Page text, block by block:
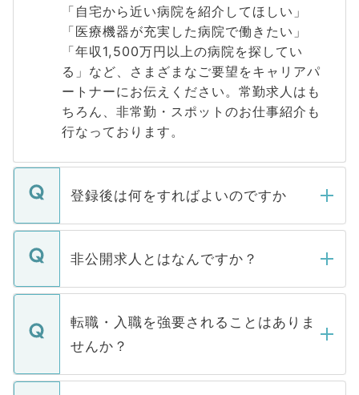
「自宅から近い病院を紹介してほしい」
「医療機器が充実した病院で働きたい」
「年収1,500万円以上の病院を探してい
る」など、さまざまなご要望をキャリアパ
ートナーにお伝えください。常勤求人はも
ちろん、非常勤・スポットのお仕事紹介も
行なっております。
登録後は何をすればよいのですか
ご登録いただきましたら、弊社担当者がご
登録内容を確認し、その後メールもしくは
ます。通常、5営業日以内にはご連絡をせて
いただきますので、しばらくお待ちくださ
非公開求人とはなんですか？
マイナビDOCTORで取り扱っている求人の
うち約3割は、Webサイトからご覧いただ
けない「非公開求人」です。非公開求人は
下記の理由によって、一般には公開してい
ません。
転職・入職を強要されることはありま
せんか？
転職・入職を強要することは一切ありませ